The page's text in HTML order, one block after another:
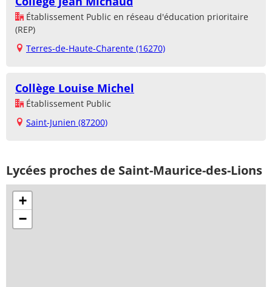
Établissement Public en réseau d'éducation prioritaire
(REP)
Terres-de-Haute-Charente (16270)
Collège Louise Michel
Établissement Public
Saint-Junien (87200)
Lycées proches de Saint-Maurice-des-Lions
+
−